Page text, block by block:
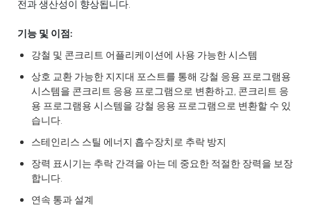
전과 생산성이 향상됩니다.
기능 및 이점:
강철 및 콘크리트 어플리케이션에 사용 가능한 시스템
상호 교환 가능한 지지대 포스트를 통해 강철 응용 프로그램용
시스템을 콘크리트 응용 프로그램으로 변환하고, 콘크리트 응
용 프로그램용 시스템을 강철 응용 프로그램으로 변환할 수 있
습니다.
스테인리스 스틸 에너지 흡수장치로 추락 방지
장력 표시기는 추락 간격을 아는 데 중요한 적절한 장력을 보장
합니다.
연속 통과 설계